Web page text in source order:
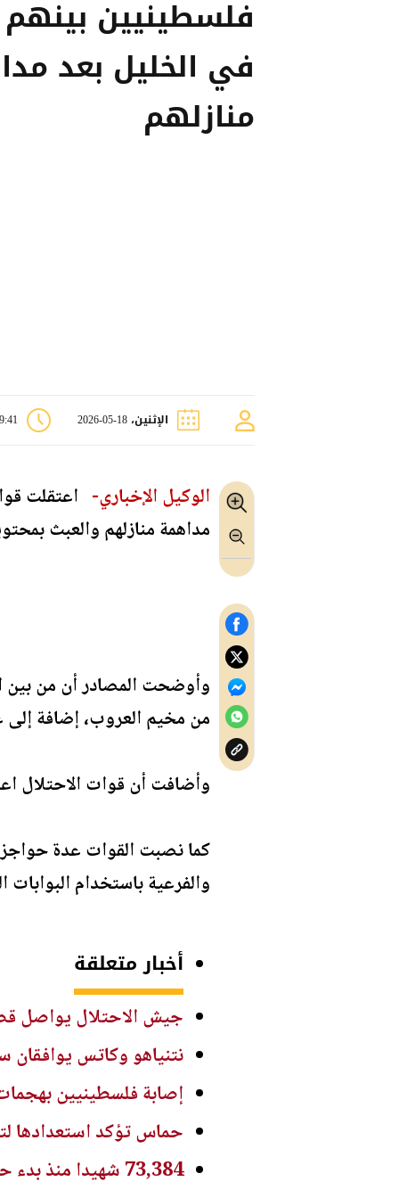
فلسطينيين
في الخليل بعد
منازلهم
الإثنين، 18-05-2026
الوكيل الإخباري- اعتقلت
مداهمة منازلهم والعبث
من مخيم العروب، إضافة إلى غازي فوزي أبو عياش (65 عامًا)
وأضافت أن قوات الاحتلال
كما نصبت القوات عدة حواجز
والفرعية باستخدام البوابات
أخبار متعلقة
جيش الاحتلال يواصل
نتنياهو وكاتس يوافقان
إصابة فلسطينيين
حماس تؤكد استعدادها
73,384 شهيدا منذ بدء حرب الإبادة على غزة